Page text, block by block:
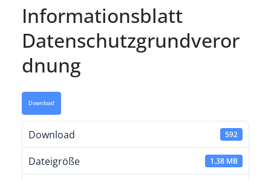
Informationsblatt
Datenschutzgrundveror
dnung
Download
Download 592
Dateigröße 1.38 MB